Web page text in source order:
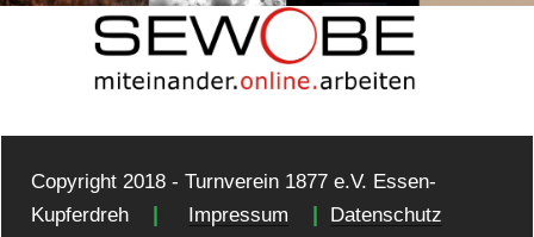
Copyright 2018 - Turnverein 1877 e.V. Essen-
Kupferdreh
Impressum Datenschutz